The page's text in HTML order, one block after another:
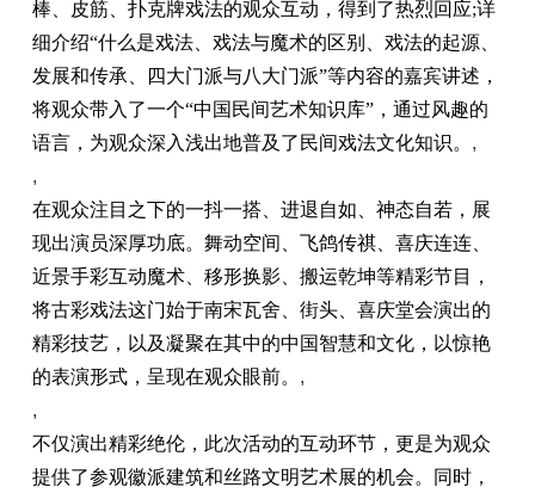
棒、皮筋、扑克牌戏法的观众互动，得到了热烈回应;详
细介绍“什么是戏法、戏法与魔术的区别、戏法的起源、
发展和传承、四大门派与八大门派”等内容的嘉宾讲述，
将观众带入了一个“中国民间艺术知识库”，通过风趣的
语言，为观众深入浅出地普及了民间戏法文化知识。 ,
,
在观众注目之下的一抖一搭、进退自如、神态自若，展
现出演员深厚功底。舞动空间、飞鸽传祺、喜庆连连、
近景手彩互动魔术、移形换影、搬运乾坤等精彩节目，
将古彩戏法这门始于南宋瓦舍、街头、喜庆堂会演出的
精彩技艺，以及凝聚在其中的中国智慧和文化，以惊艳
的表演形式，呈现在观众眼前。 ,
,
不仅演出精彩绝伦，此次活动的互动环节，更是为观众
提供了参观徽派建筑和丝路文明艺术展的机会。同时，